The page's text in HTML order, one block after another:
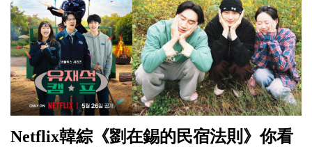
Netflix韓綜《劉在錫的民宿法則》你看